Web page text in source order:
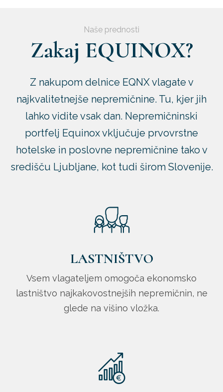
Naše prednosti
Zakaj EQUINOX?
Z nakupom delnice EQNX vlagate v
najkvalitetnejše nepremičnine. Tu, kjer jih
lahko vidite vsak dan. Nepremičninski
portfelj Equinox vključuje prvovrstne
hotelske in poslovne nepremičnine tako v
središču Ljubljane, kot tudi širom Slovenije.
LASTNIŠTVO
Vsem vlagateljem omogoča ekonomsko
lastništvo najkakovostnejših nepremičnin, ne
glede na višino vložka.